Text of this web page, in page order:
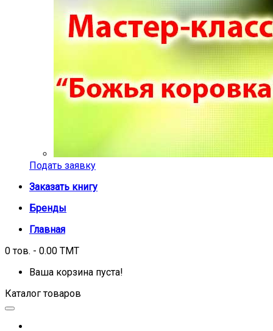
Подать заявку
Заказать книгу
Бренды
Главная
0 тов. - 0.00 TMT
Ваша корзина пуста!
Каталог товаров